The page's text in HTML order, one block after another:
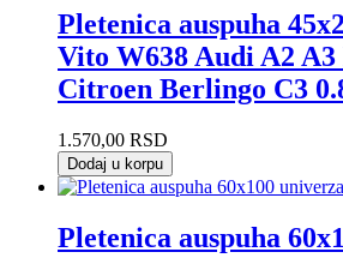
Pletenica auspuha
Vito W638 Audi A2
Citroen Berlingo C3
1.570,00 RSD
Dodaj u korpu
Pletenica auspuha